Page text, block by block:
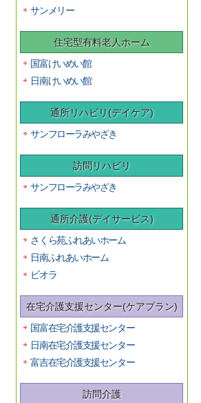
サンメリー
住宅型有料老人ホーム
国富けいめい館
日南けいめい館
通所リハビリ(デイケア)
サンフローラみやざき
訪問リハビリ
サンフローラみやざき
通所介護(デイサービス)
さくら苑ふれあいホーム
日南ふれあいホーム
ビオラ
在宅介護支援センター(ケアプラン)
国富在宅介護支援センター
日南在宅介護支援センター
富吉在宅介護支援センター
訪問介護